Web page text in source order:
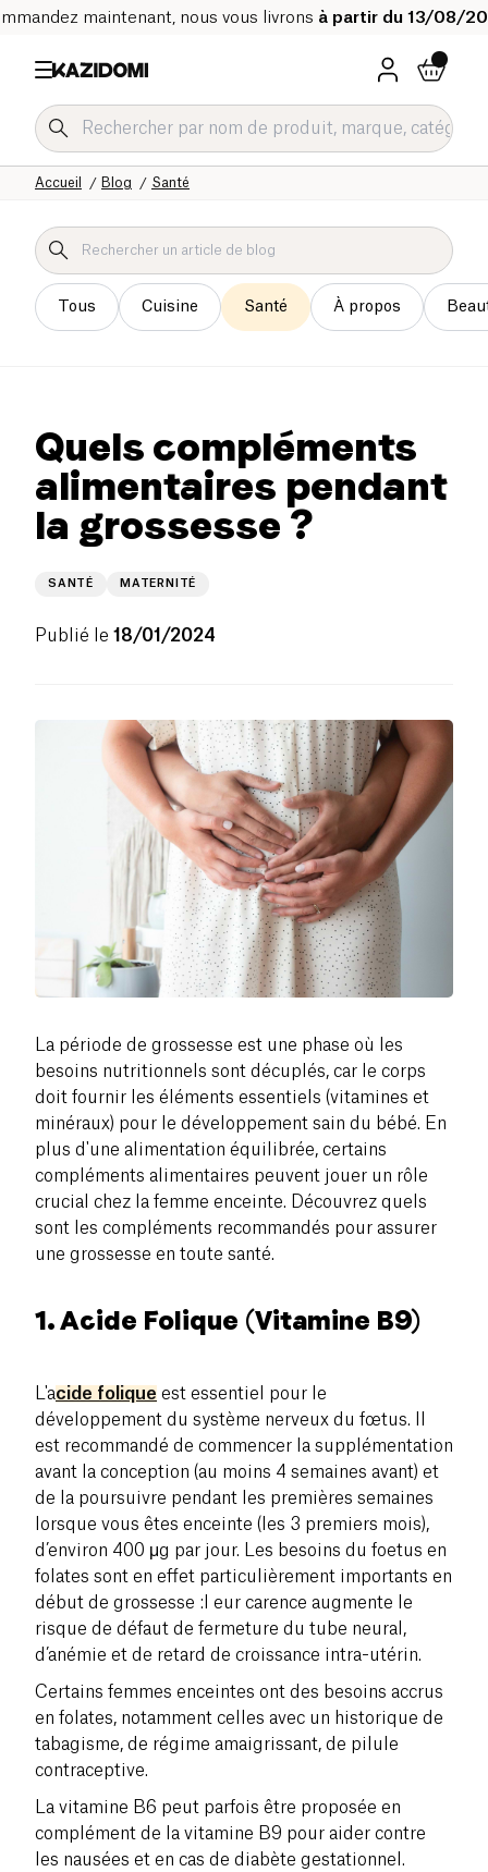
maintenant, nous vous livrons à partir du 13/08/
Santé
Blog
Accueil
Tous Cuisine Santé À propos
Quels compléments
alimentaires pendant
la grossesse ?
SANTÉ MATERNITÉ
Publié le 18/01/2024
La période de grossesse est une phase où les
besoins nutritionnels sont décuplés, car le corps
doit fournir les éléments essentiels (vitamines et
minéraux) pour le développement sain du bébé. En
plus d'une alimentation équilibrée, certains
compléments alimentaires peuvent jouer un rôle
crucial chez la femme enceinte. Découvrez quels
sont les compléments recommandés pour assurer
une grossesse en toute santé.
1. Acide Folique (Vitamine B9)
L'acide folique est essentiel pour le
développement du système nerveux du fœtus. Il
est recommandé de commencer la supplémentation
avant la conception (au moins 4 semaines avant) et
de la poursuivre pendant les premières semaines
lorsque vous êtes enceinte (les 3 premiers mois),
d’environ 400 μg par jour. Les besoins du foetus en
folates sont en effet particulièrement importants en
début de grossesse :l eur carence augmente le
risque de défaut de fermeture du tube neural,
d’anémie et de retard de croissance intra-utérin.
Certains femmes enceintes ont des besoins accrus
en folates, notamment celles avec un historique de
tabagisme, de régime amaigrissant, de pilule
contraceptive.
La vitamine B6 peut parfois être proposée en
complément de la vitamine B9 pour aider contre
les nausées et en cas de diabète gestationnel.